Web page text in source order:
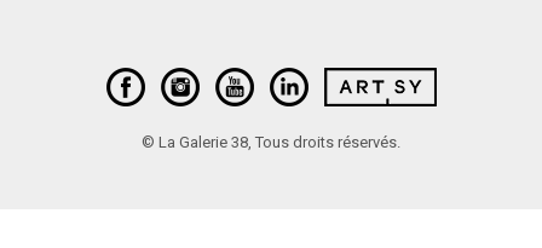
© La Galerie 38, Tous droits réservés.